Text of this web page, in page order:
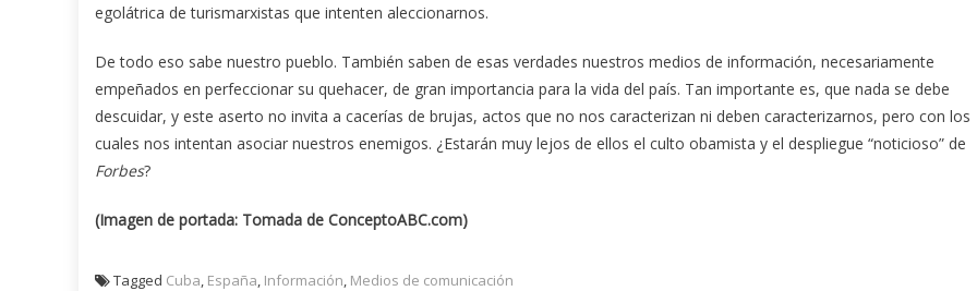
egolátrica de turismarxistas que intenten aleccionarnos.
De todo eso sabe nuestro pueblo. También saben de esas verdades nuestros medios de información, necesariamente
empeñados en perfeccionar su quehacer, de gran importancia para la vida del país. Tan importante es, que nada se debe
descuidar, y este aserto no invita a cacerías de brujas, actos que no nos caracterizan ni deben caracterizarnos, pero con los
cuales nos intentan asociar nuestros enemigos. ¿Estarán muy lejos de ellos el culto obamista y el despliegue “noticioso” de
Forbes?
(Imagen de portada: Tomada de ConceptoABC.com)
Tagged Cuba, España, Información, Medios de comunicación